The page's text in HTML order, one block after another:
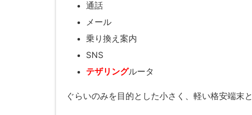
通話
メール
乗り換え案内
SNS
テザリングルータ
ぐらいのみを目的とした小さく、軽い格安端末と